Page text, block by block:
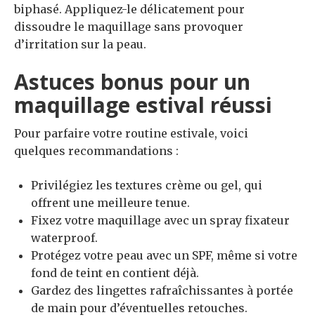
biphasé. Appliquez-le délicatement pour
dissoudre le maquillage sans provoquer
d’irritation sur la peau.
Astuces bonus pour un
maquillage estival réussi
Pour parfaire votre routine estivale, voici
quelques recommandations :
Privilégiez les textures crème ou gel, qui
offrent une meilleure tenue.
Fixez votre maquillage avec un spray fixateur
waterproof.
Protégez votre peau avec un SPF, même si votre
fond de teint en contient déjà.
Gardez des lingettes rafraîchissantes à portée
de main pour d’éventuelles retouches.